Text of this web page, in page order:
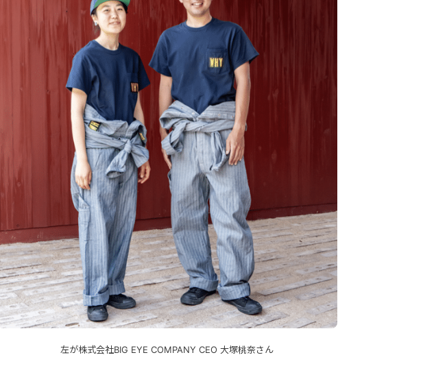
左が株式会社BIG EYE COMPANY CEO 大塚桃奈さん